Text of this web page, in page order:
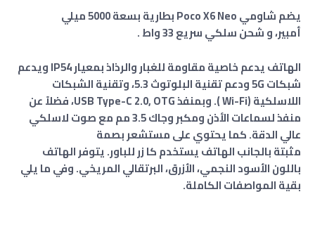
يضم شاومي Poco X6 Neo بطارية بسعة 5000 ميلي
أمبير،و شحن سلكي سريع 33 واط .
الهاتف يدعم خاصية مقاومة للغبار والرذاذ بمعيار IP54 ويدعم
شبكات
ودعم تقنية البلوتوث 5.3، وتقنية الشبكات
اللاسلكية (Wi-Fi ). وبمنفذ USB Type-C 2.0, OTG، فضلاً عن
منفذ لسماعات الأذن ومكبر وجاك 3.5 مم مع صوت لاسلكي
عالي الدقة. كما يحتوي على مستشعر بصمة
مثبتة بالجانب الهاتف يستخدم كا زر للباور. يتوفر الهاتف
باللون الأسود النجمي، الأزرق، البرتقالي المريخي. وفي ما يلي
بقية المواصفات الكاملة.